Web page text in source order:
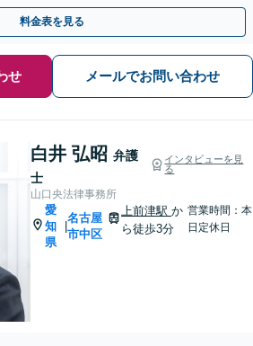
談室完全個室】【金山駅5分】
料金表を見る
せ メールでお問い合わせ
白井 弘昭 弁護
士
インタビューを見
る
山口央法律事務所
愛
知
県
|
名古屋
市中区
上前津駅か
ら徒歩3分
営業時間：本
日定休日